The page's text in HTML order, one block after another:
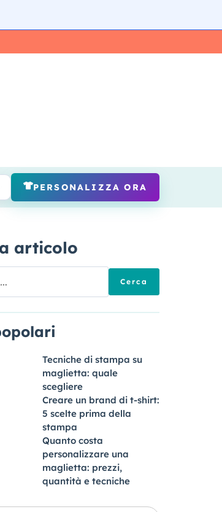
PERSONALIZZA ORA
articolo
Tecniche di stampa su
maglietta: quale
scegliere
Creare un brand di t-shirt:
5 scelte prima della
stampa
Quanto costa
personalizzare una
maglietta: prezzi,
quantità e tecniche